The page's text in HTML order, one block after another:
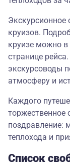
Экскурсионное
круизов.
круизе можно в
странице
экскурсоводы
атмосферу и
Каждого
торжественное
поздравление:
теплохода и
Список